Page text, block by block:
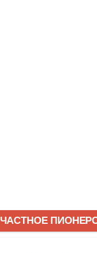
ЧАСТНОЕ